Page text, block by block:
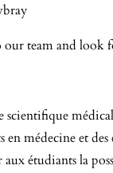
our team and
en médecine et
étudiants la